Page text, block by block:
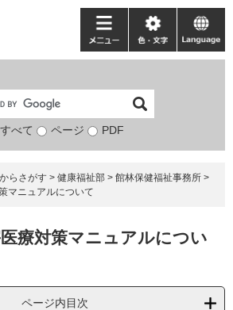
検
象
すべて ページ PDF
メ
ニ
ー
色・
文
language
らさがす > 健康福祉部 > 館林保健福祉事務所 >
マニュアルについて
療対策マニュアルについ
ページ内目次